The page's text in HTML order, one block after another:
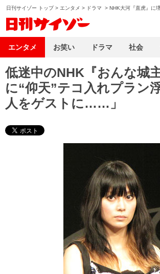
日刊サイゾー トップ> エンタメ > ドラマ > NHK大河『直虎』に
低迷中のNHK『おんな城
に“仰天”テコ入れプラン
人をゲストに……」
エンタメ お笑い ドラマ 社会